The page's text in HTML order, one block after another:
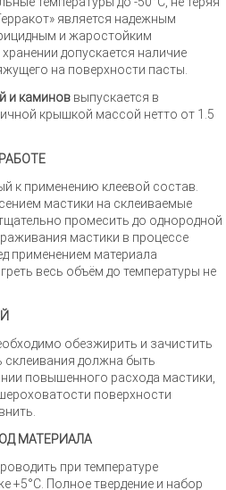
является надежным
и жаростойким
допускается наличие
на поверхности пасты.
и каминов выпускается в
крышкой массой нетто от 1.5
к применению клеевой состав.
мастики на склеиваемые
промесить до однородной
мастики в процессе
применением материала
весь объём до температуры не
обезжирить и зачистить
склеивания должна быть
повышенного расхода мастики,
поверхности
МАТЕРИАЛА
при температуре
+5°С. Полное твердение и набор